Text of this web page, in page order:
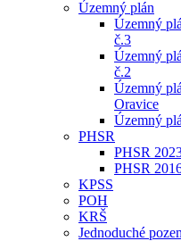
Územný plán
Územný
č.3
Územný
č.2
Územný
Oravice
Územný
PHSR
PHSR
PHSR
KPSS
POH
KRŠ
Jednoduché